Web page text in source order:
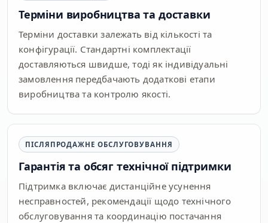
Терміни виробництва та доставки
Терміни доставки залежать від кількості та
конфігурації. Стандартні комплектації
доставляються швидше, тоді як індивідуальні
замовлення передбачають додаткові етапи
виробництва та контролю якості.
ПІСЛЯПРОДАЖНЕ ОБСЛУГОВУВАННЯ
Гарантія та обсяг технічної підтримки
Підтримка включає дистанційне усунення
несправностей, рекомендації щодо технічного
обслуговування та координацію постачання